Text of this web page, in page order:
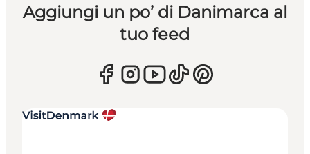
Aggiungi un po’ di Danimarca al
tuo feed